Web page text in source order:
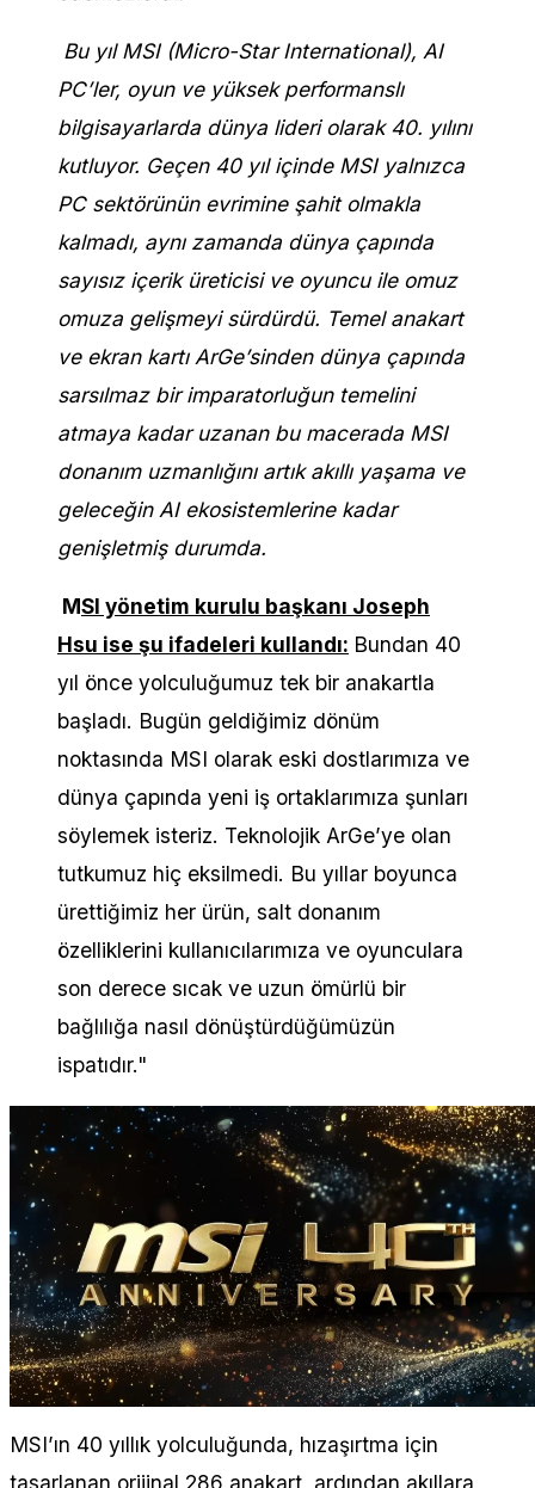
Bu yıl MSI (Micro-Star International), AI
PC’ler, oyun ve yüksek performanslı
bilgisayarlarda dünya lideri olarak 40. yılını
kutluyor. Geçen 40 yıl içinde MSI yalnızca
PC sektörünün evrimine şahit olmakla
kalmadı, aynı zamanda dünya çapında
sayısız içerik üreticisi ve oyuncu ile omuz
omuza gelişmeyi sürdürdü. Temel anakart
ve ekran kartı ArGe’sinden dünya çapında
sarsılmaz bir imparatorluğun temelini
atmaya kadar uzanan bu macerada MSI
donanım uzmanlığını artık akıllı yaşama ve
geleceğin AI ekosistemlerine kadar
genişletmiş durumda.
MSI yönetim kurulu başkanı Joseph
Hsu ise şu ifadeleri kullandı: Bundan 40
yıl önce yolculuğumuz tek bir anakartla
başladı. Bugün geldiğimiz dönüm
noktasında MSI olarak eski dostlarımıza ve
dünya çapında yeni iş ortaklarımıza şunları
söylemek isteriz. Teknolojik ArGe’ye olan
tutkumuz hiç eksilmedi. Bu yıllar boyunca
ürettiğimiz her ürün, salt donanım
özelliklerini kullanıcılarımıza ve oyunculara
son derece sıcak ve uzun ömürlü bir
bağlılığa nasıl dönüştürdüğümüzün
ispatıdır."
MSI’ın 40 yıllık yolculuğunda, hızaşırtma için
tasarlanan orijinal 286 anakart, ardından akıllara